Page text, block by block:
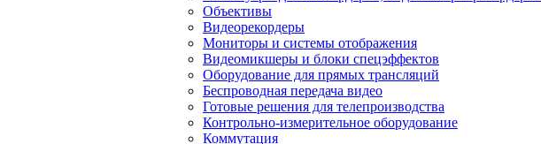
Объективы
Видеорекордеры
Мониторы и системы отображения
Видеомикшеры и блоки спецэффектов
Оборудование для прямых трансляций
Беспроводная передача видео
Готовые решения для телепроизводства
Контрольно-измерительное оборудование
Коммутация